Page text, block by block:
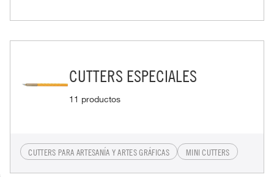
CUTTERS ESPECIALES
11 productos
CUTTERS PARA ARTESANÍA Y ARTES GRÁFICAS MINI CUTTERS